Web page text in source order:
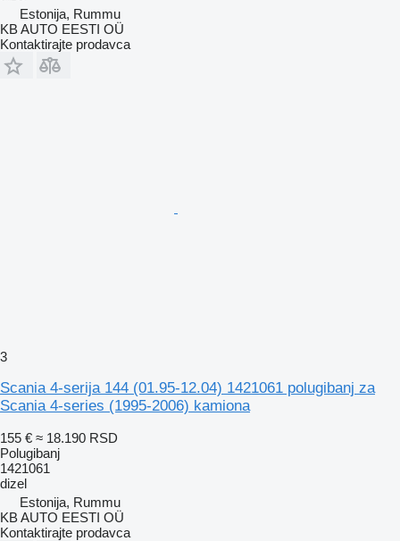
Estonija, Rummu
KB AUTO EESTI OÜ
Kontaktirajte prodavca
3
Scania 4-seriјa 144 (01.95-12.04) 1421061 polugibanj za
Scania 4-series (1995-2006) kamiona
155 € ≈ 18.190 RSD
Polugibanj
1421061
dizel
Estonija, Rummu
KB AUTO EESTI OÜ
Kontaktirajte prodavca